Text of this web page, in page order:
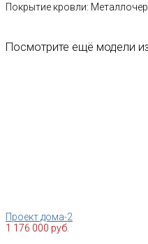
Покрытие кровли:
Посмотрите ещё модели
Проект дома-2
1 176 000 руб.